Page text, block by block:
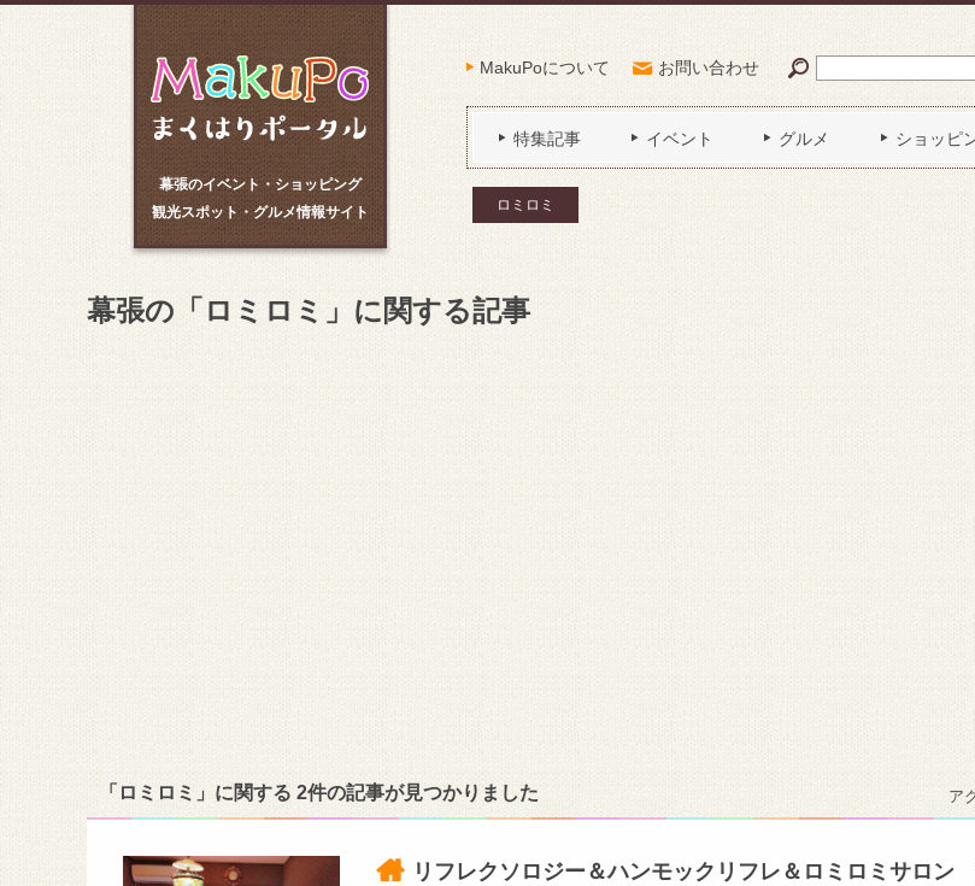
幕張のイベント・ショッピング
観光スポット・グルメ情報サイト
MakuPoについて お問い合わせ
特集記事 イベント グルメ ショッピ
ロミロミ
幕張の「ロミロミ」に関する記事
「ロミロミ」に関する 2件の記事が見つかりました ア
リフレクソロジー＆ハンモックリフレ＆ロミロミサロ